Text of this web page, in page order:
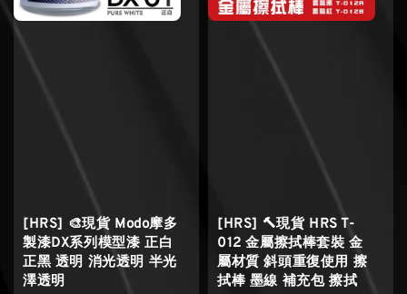
[HRS] 🎨現貨 Modo摩多
製漆DX系列模型漆 正白
正黑 透明 消光透明 半光
澤透明
[HRS] 🔨現貨 HRS T-
012 金屬擦拭棒套裝 金
屬材質 斜頭重復使用 擦
拭棒 墨線 補充包 擦拭